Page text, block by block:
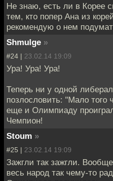
Не знаю, есть ли в Корее
тем, кто попер Ана из
рекомендую о нем
Shmulge »
#24 | 23.02.14 19:09
Ура! Ура! Ура!
Теперь ни у одной
позлословить: "Мало того
еще и Олимпиаду
Чемпион!
Stoum »
#25 | 23.02.14 19:09
Зажгли так зажгли.
весь народ так чему-то